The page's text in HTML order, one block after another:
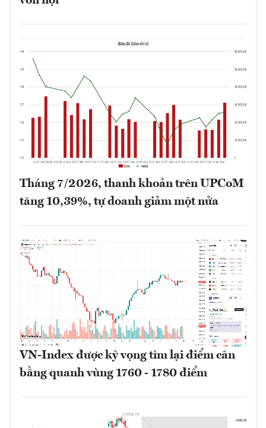
Tháng 7/2026, thanh khoản trên UPCoM
tăng 10,39%, tự doanh giảm một nửa
VN-Index được kỳ vọng tìm lại điểm cân
bằng quanh vùng 1760 - 1780 điểm